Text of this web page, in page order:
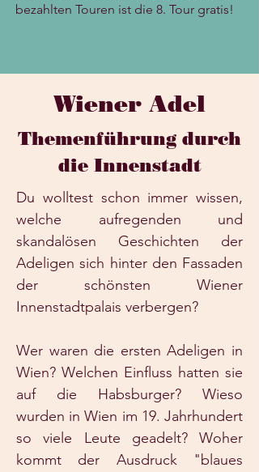
bezahlten Touren ist die 8. Tour gratis!
Wiener Adel
Themenführung durch
die Innenstadt
Du wolltest schon immer wissen,
welche aufregenden und
skandalösen Geschichten der
Adeligen sich hinter den Fassaden
der schönsten Wiener
Innenstadtpalais verbergen?
Wer waren die ersten Adeligen in
Wien? Welchen Einfluss hatten sie
auf die Habsburger? Wieso
wurden in Wien im 19. Jahrhundert
so viele Leute geadelt? Woher
kommt der Ausdruck "blaues